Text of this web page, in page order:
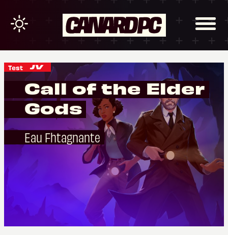
Test
Call of the Elder
Gods
Eau Fhtagnante